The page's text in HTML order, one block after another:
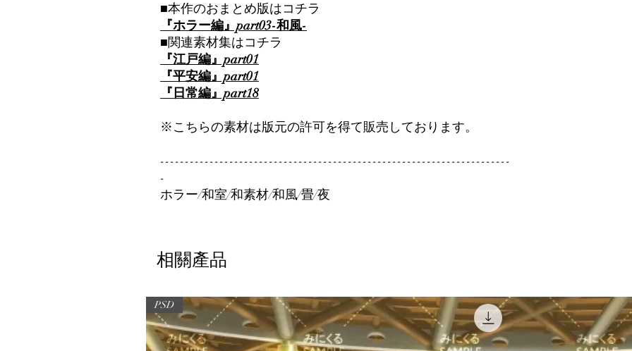
■本作のおまとめ版はコチラ
『ホラー編』part03-和風-
■関連素材集はコチラ
『江戸編』part01
『平安編』part01
『日常編』part18
※こちらの素材は版元の許可を得て販売しております。
-----------------------------------------------------------------------
-
ホラー/和室/和素材/和風/畳/夜
相關產品
PSD